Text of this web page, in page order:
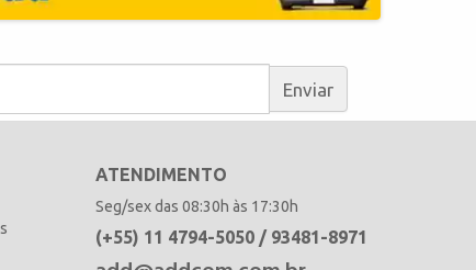
Enviar
ATENDIMENTO
Seg/sex das 08:30h às 17:30h
(+55) 11 4794-5050 / 93481-8971